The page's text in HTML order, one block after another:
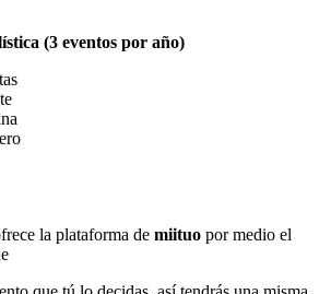
(3 eventos por año)
la plataforma de miituo por medio el